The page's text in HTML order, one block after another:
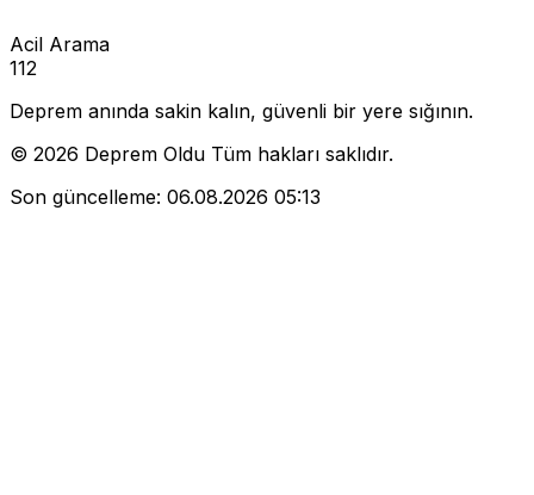
Acil Arama
112
Deprem anında sakin kalın, güvenli bir yere sığının.
© 2026 Deprem Oldu Tüm hakları saklıdır.
Son güncelleme: 06.08.2026 05:13